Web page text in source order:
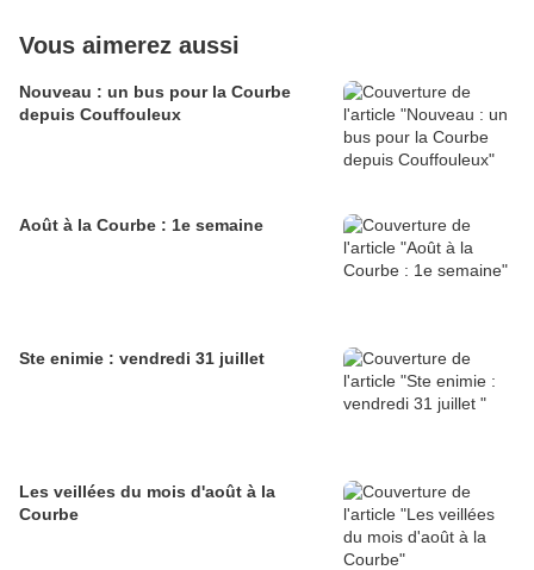
Vous aimerez aussi
Nouveau : un bus pour la Courbe
depuis Couffouleux
Août à la Courbe : 1e semaine
Ste enimie : vendredi 31 juillet
Les veillées du mois d'août à la
Courbe